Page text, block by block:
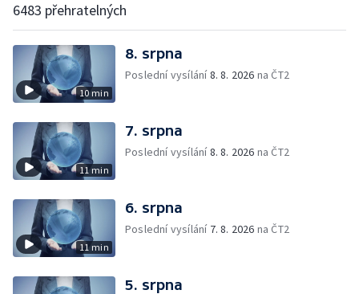
6483 přehratelných
10 min
8. srpna
Poslední vysílání8. 8. 2026 na ČT2
11 min
7. srpna
Poslední vysílání8. 8. 2026 na ČT2
11 min
6. srpna
Poslední vysílání 7. 8. 2026 na ČT2
5. srpna